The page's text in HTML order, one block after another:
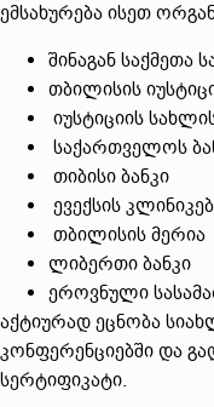
ემსახურება ისეთ
შინაგან საქმეთა
თბილისის
იუსტიციის
საქართველოს
თიბისი ბანკი
ევექსის
თბილისის მერია
ლიბერთი ბანკი
ეროვნული
აქტიურად ეცნობა
კონფერენციებში და
სერტიფიკატი.